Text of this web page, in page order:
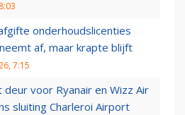
onderhoudslicenties
af, maar krapte blijft
7:15
deur voor Ryanair en Wizz Air
sluiting Charleroi Airport